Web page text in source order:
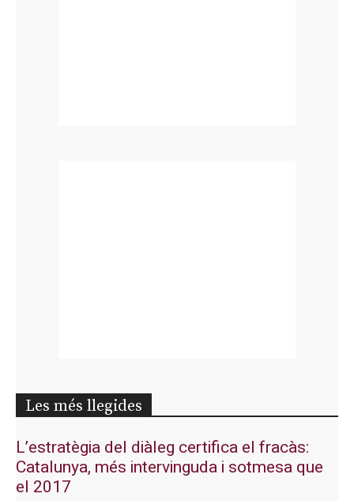
Les més llegides
L’estratègia del diàleg certifica el fracàs:
Catalunya, més intervinguda i sotmesa que
el 2017